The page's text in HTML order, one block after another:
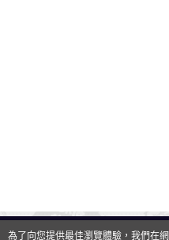
為了向您提供最佳瀏覽體驗，我們在